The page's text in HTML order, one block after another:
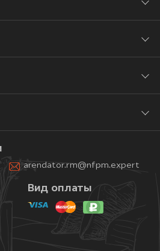
arendator.rm@nfpm.expert
Вид оплаты